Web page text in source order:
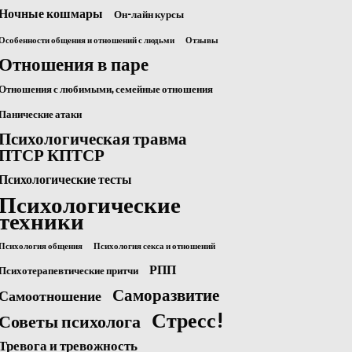
кошмары Он-лайн курсы
общения и отношений с людьми Отзывы
в паре
с любимыми, семейные отношения
атаки
травма
КПТСР
тесты
общения Психология секса и отношений
притчи РПП
Саморазвитие
психолога
Стресс!
и тревожность